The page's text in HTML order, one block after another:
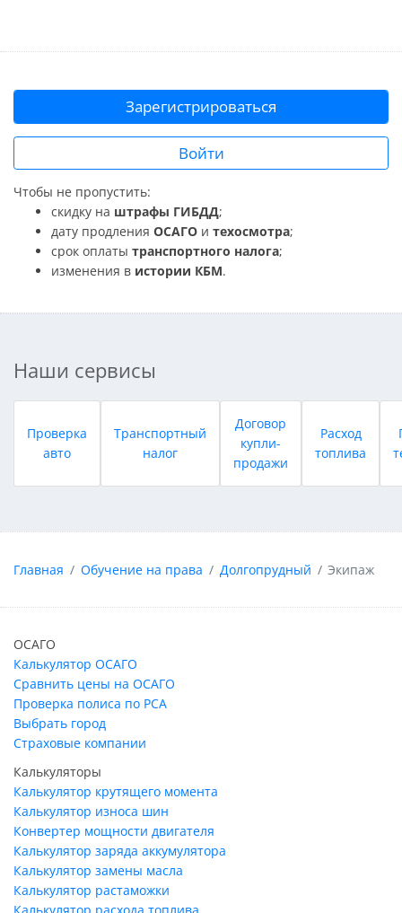
Зарегистрироваться
Войти
Чтобы не пропустить:
скидку на штрафы ГИБДД;
дату продления ОСАГО и техосмотра;
срок оплаты транспортного налога;
изменения в истории КБМ.
Наши сервисы
Проверка
авто
Транспортный
налог
Договор
купли-
продажи
Расход
топлива
Главная Обучение на права Долгопрудный Экипаж
ОСАГО
Калькулятор ОСАГО
Сравнить цены на ОСАГО
Проверка полиса по РСА
Выбрать город
Страховые компании
Калькуляторы
Калькулятор крутящего момента
Калькулятор износа шин
Конвертер мощности двигателя
Калькулятор заряда аккумулятора
Калькулятор замены масла
Калькулятор растаможки